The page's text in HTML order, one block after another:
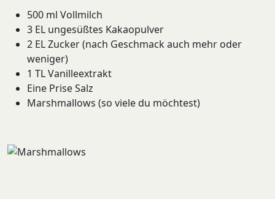
500 ml Vollmilch
3 EL ungesüßtes Kakaopulver
2 EL Zucker (nach Geschmack auch mehr oder
weniger)
1 TL Vanilleextrakt
Eine Prise Salz
Marshmallows (so viele du möchtest)